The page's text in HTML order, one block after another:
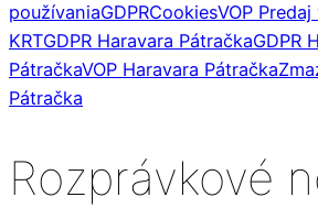
používaniaGDPRCookiesVOP
KRTGDPR Haravara PátračkaGDPR
PátračkaVOP Haravara Pátračka
Pátračka
Rozprávkové